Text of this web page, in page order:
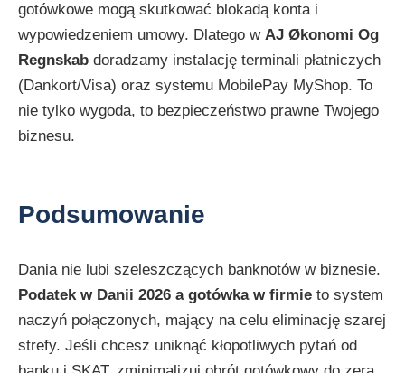
gotówkowe mogą skutkować blokadą konta i
wypowiedzeniem umowy. Dlatego w AJ Økonomi Og
Regnskab doradzamy instalację terminali płatniczych
(Dankort/Visa) oraz systemu MobilePay MyShop. To
nie tylko wygoda, to bezpieczeństwo prawne Twojego
biznesu.
Podsumowanie
Dania nie lubi szeleszczących banknotów w biznesie.
Podatek w Danii 2026 a gotówka w firmie to system
naczyń połączonych, mający na celu eliminację szarej
strefy. Jeśli chcesz uniknąć kłopotliwych pytań od